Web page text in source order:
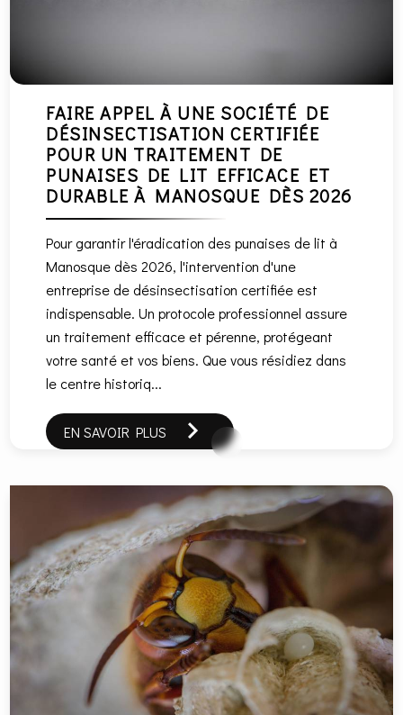
FAIRE APPEL À UNE SOCIÉTÉ DE
DÉSINSECTISATION CERTIFIÉE
POUR UN TRAITEMENT DE
PUNAISES DE LIT EFFICACE ET
DURABLE À MANOSQUE DÈS 2026
Pour garantir l'éradication des punaises de lit à
Manosque dès 2026, l'intervention d'une
entreprise de désinsectisation certifiée est
indispensable. Un protocole professionnel assure
un traitement efficace et pérenne, protégeant
votre santé et vos biens. Que vous résidiez dans
le centre historiq...
EN SAVOIR PLUS